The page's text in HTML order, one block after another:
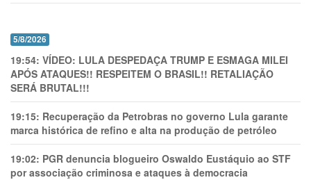
5/8/2026
19:54: VÍDEO: LULA DESPEDAÇA TRUMP E ESMAGA MILEI
APÓS ATAQUES!! RESPEITEM O BRASIL!! RETALIAÇÃO
SERÁ BRUTAL!!!
19:15: Recuperação da Petrobras no governo Lula garante
marca histórica de refino e alta na produção de petróleo
19:02: PGR denuncia blogueiro Oswaldo Eustáquio ao STF
por associação criminosa e ataques à democracia